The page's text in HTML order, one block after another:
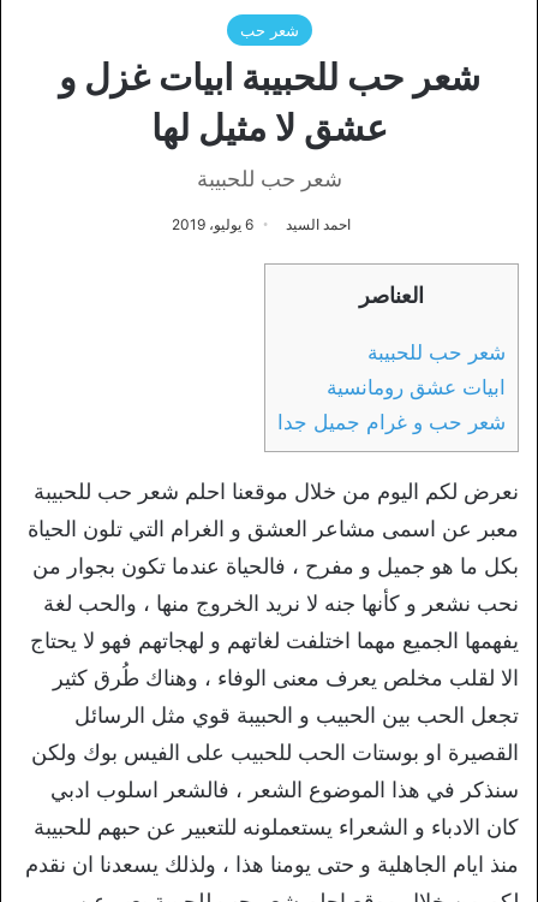
شعر حب
شعر حب للحبيبة ابيات غزل و
عشق لا مثيل لها
شعر حب للحبيبة
احمد السيد 6 يوليو، 2019
العناصر
شعر حب للحبيبة
ابيات عشق رومانسية
شعر حب و غرام جميل جدا
نعرض لكم اليوم من خلال موقعنا احلم شعر حب للحبيبة
معبر عن اسمى مشاعر العشق و الغرام التي تلون الحياة
بكل ما هو جميل و مفرح ، فالحياة عندما تكون بجوار من
نحب نشعر و كأنها جنه لا نريد الخروج منها ، والحب لغة
يفهمها الجميع مهما اختلفت لغاتهم و لهجاتهم فهو لا يحتاج
الا لقلب مخلص يعرف معنى الوفاء ، وهناك طُرق كثير
تجعل الحب بين الحبيب و الحبيبة قوي مثل الرسائل
القصيرة او بوستات الحب للحبيب على الفيس بوك ولكن
سنذكر في هذا الموضوع الشعر ، فالشعر اسلوب ادبي
كان الادباء و الشعراء يستعملونه للتعبير عن حبهم للحبيبة
منذ ايام الجاهلية و حتى يومنا هذا ، ولذلك يسعدنا ان نقدم